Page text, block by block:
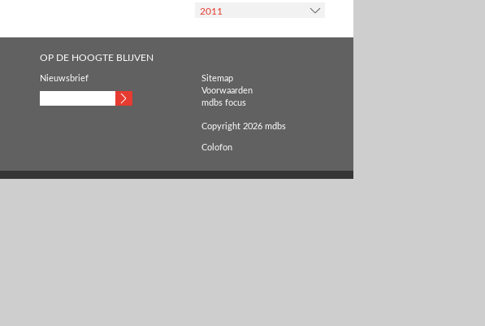
2011
OP DE HOOGTE BLIJVEN
Nieuwsbrief
Sitemap
Voorwaarden
mdbs focus
Copyright 2026 mdbs
Colofon